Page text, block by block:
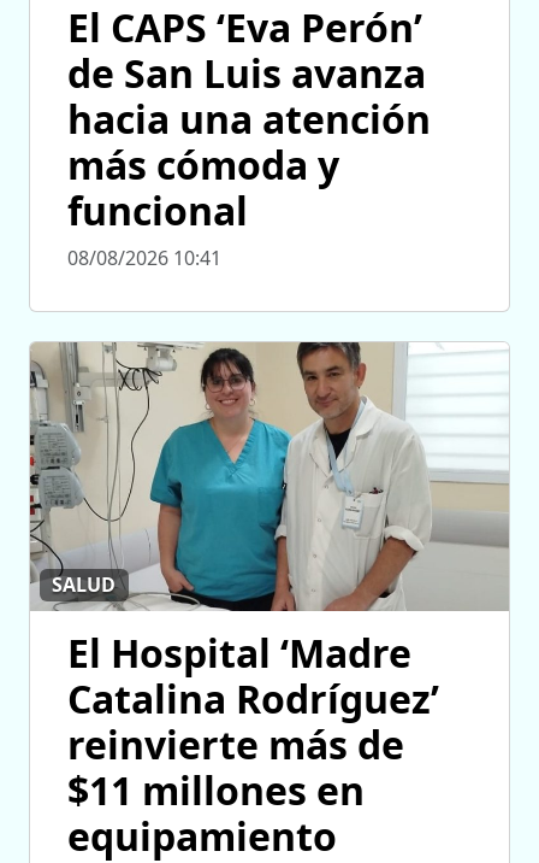
El CAPS ‘Eva Perón’
de San Luis avanza
hacia una atención
más cómoda y
funcional
08/08/2026 10:41
SALUD
El Hospital ‘Madre
Catalina Rodríguez’
reinvierte más de
$11 millones en
equipamiento